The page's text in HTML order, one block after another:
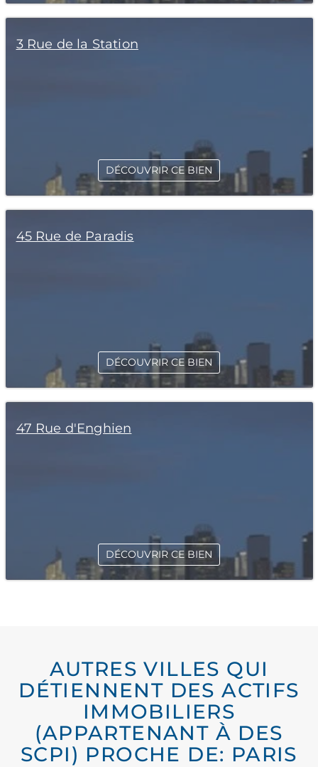
3 Rue de la Station
DÉCOUVRIR CE BIEN
45 Rue de Paradis
DÉCOUVRIR CE BIEN
47 Rue d'Enghien
DÉCOUVRIR CE BIEN
AUTRES VILLES QUI
DÉTIENNENT DES ACTIFS
IMMOBILIERS
(APPARTENANT À DES
SCPI) PROCHE DE: PARIS